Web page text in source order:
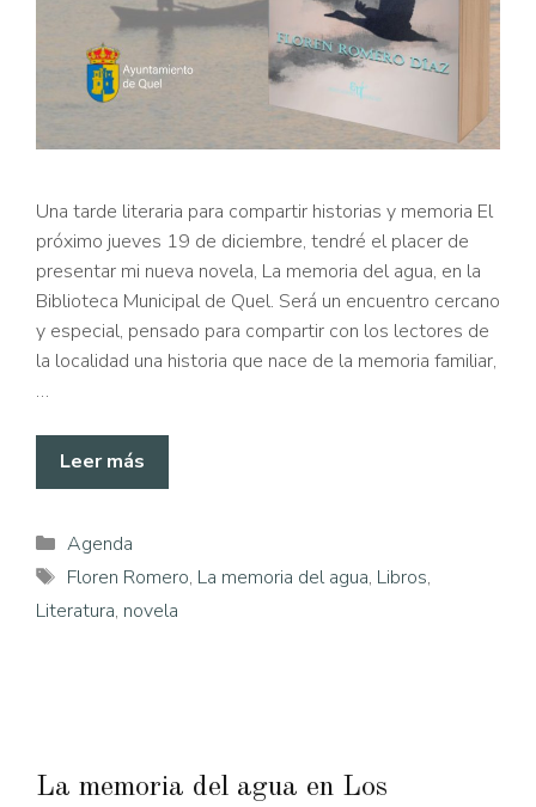
Una tarde literaria para compartir historias y memoria El
próximo jueves 19 de diciembre, tendré el placer de
presentar mi nueva novela, La memoria del agua, en la
Biblioteca Municipal de Quel. Será un encuentro cercano
y especial, pensado para compartir con los lectores de
la localidad una historia que nace de la memoria familiar,
…
Leer más
Categorías
Agenda
Etiquetas
Floren Romero, La memoria del agua, Libros,
Literatura, novela
La memoria del agua en Los